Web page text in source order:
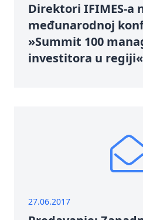
Direktori IFIMES-a
međunarodnoj
»Summit 100
investitora u regiji«
27.06.2017